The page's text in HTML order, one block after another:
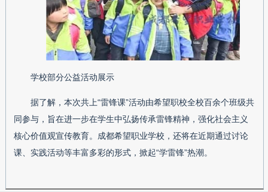
学校部分公益活动展示
据了解，本次共上“雷锋课”活动由希望职校全校百余个班级共
同参与，旨在进一步在学生中弘扬传承雷锋精神，强化社会主义
核心价值观宣传教育。成都希望职业学校，还将在近期通过讨论
课、实践活动等丰富多彩的形式，掀起“学雷锋”热潮。